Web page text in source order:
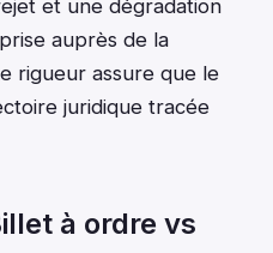
et une dégradation
auprès de la
rigueur assure que le
juridique tracée
à ordre vs